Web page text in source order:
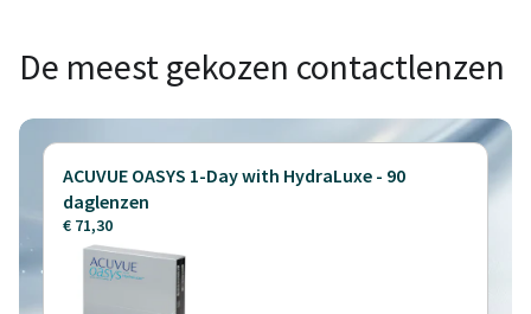
De meest gekozen contactlenzen
ACUVUE OASYS 1-Day with HydraLuxe - 90
daglenzen
€ 71,30